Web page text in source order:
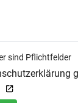
sind Pflichtfelder